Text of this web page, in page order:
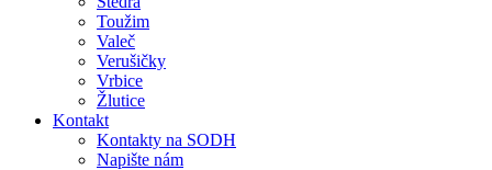
Toužim
Valeč
Verušičky
Vrbice
Žlutice
Kontakt
Kontakty na SODH
Napište nám